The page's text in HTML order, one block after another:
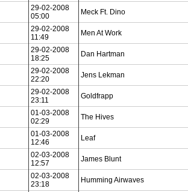
29-02-2008
05:00
Meck Ft. Dino
29-02-2008
11:49
Men At Work
29-02-2008
18:25
Dan Hartman
29-02-2008
22:20
Jens Lekman
29-02-2008
23:11
Goldfrapp
01-03-2008
02:29
The Hives
01-03-2008
12:46
Leaf
02-03-2008
12:57
James Blunt
02-03-2008
23:18
Humming Airwaves